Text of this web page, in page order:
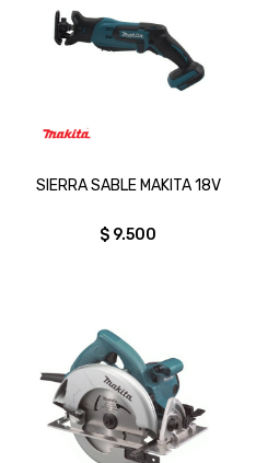
SIERRA SABLE MAKITA 18V
$ 9.500